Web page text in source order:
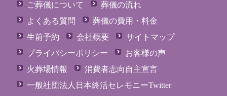
ご葬儀について
葬儀の流れ
よくある質問
葬儀の費用・料金
生前予約
会社概要
サイトマップ
プライバシーポリシー
お客様の声
火葬場情報
消費者志向自主宣言
一般社団法人日本終活セレモニーTwitter